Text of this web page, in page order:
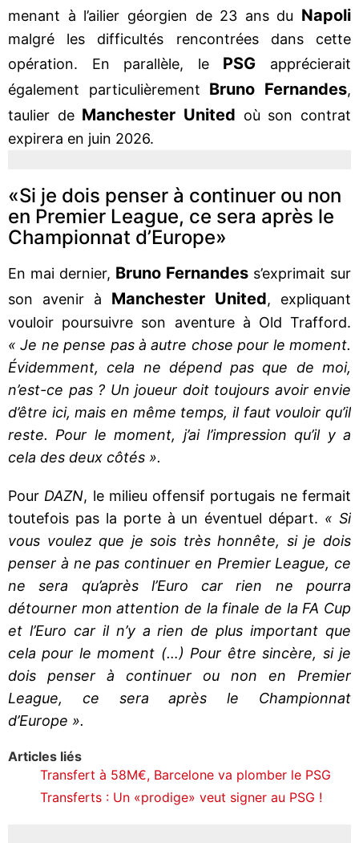
menant à l’ailier géorgien de 23 ans du Napoli
malgré les difficultés rencontrées dans cette
opération. En parallèle, le PSG apprécierait
également particulièrement Bruno Fernandes,
taulier de Manchester United où son contrat
expirera en juin 2026.
«Si je dois penser à continuer ou non
en Premier League, ce sera après le
Championnat d’Europe»
En mai dernier, Bruno Fernandes s’exprimait sur
son avenir à Manchester United, expliquant
vouloir poursuivre son aventure à Old Trafford.
« Je ne pense pas à autre chose pour le moment.
Évidemment, cela ne dépend pas que de moi,
n’est-ce pas ? Un joueur doit toujours avoir envie
d’être ici, mais en même temps, il faut vouloir qu’il
reste. Pour le moment, j’ai l’impression qu’il y a
cela des deux côtés ».
Pour DAZN, le milieu offensif portugais ne fermait
toutefois pas la porte à un éventuel départ. « Si
vous voulez que je sois très honnête, si je dois
penser à ne pas continuer en Premier League, ce
ne sera qu’après l’Euro car rien ne pourra
détourner mon attention de la finale de la FA Cup
et l’Euro car il n’y a rien de plus important que
cela pour le moment (…) Pour être sincère, si je
dois penser à continuer ou non en Premier
League, ce sera après le Championnat
d’Europe ».
Articles liés
Transfert à 58M€, Barcelone va plomber le PSG
Transferts : Un «prodige» veut signer au PSG !